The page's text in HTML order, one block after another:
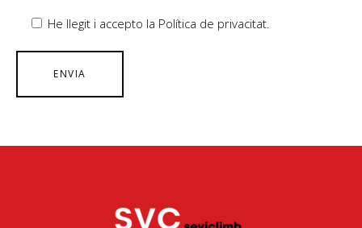
He llegit i accepto la Política de privacitat.